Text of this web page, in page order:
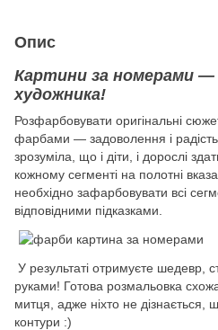
Опис
Картини за номерами
художника!
Розфарбовувати оригінальні
фарбами — задоволення і радість!
зрозуміла, що і діти, і дорослі
кожному сегменті на полотні
необхідно зафарбовувати всі
відповідними підказками.
У результаті отримуєте шедевр,
руками! Готова розмальовка
митця, адже ніхто не
контури :)